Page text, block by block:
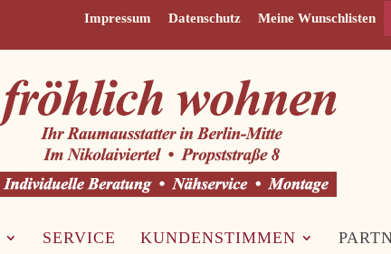
Impressum Datenschutz Meine Wunschlisten
SERVICE KUNDENSTIMMEN